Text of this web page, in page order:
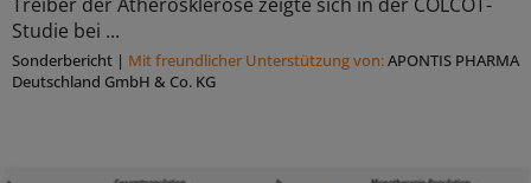
Studie bei ...
Sonderbericht | Mit freundlicher Unterstützung von:APONTIS PHARMA
Deutschland GmbH & Co. KG